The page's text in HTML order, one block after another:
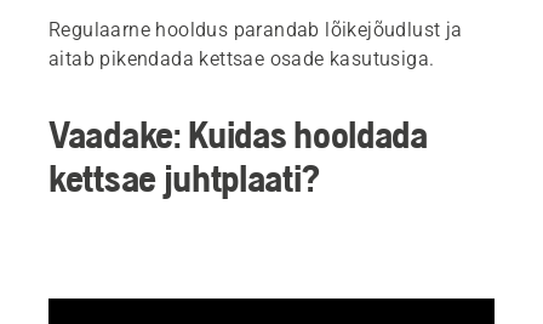
Regulaarne hooldus parandab lõikejõudlust ja
aitab pikendada kettsae osade kasutusiga.
Vaadake: Kuidas hooldada
kettsae juhtplaati?